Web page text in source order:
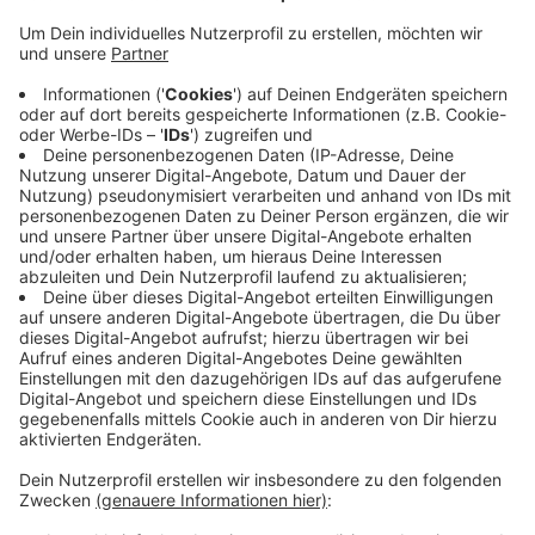
Anzeige
Die CO2-Ampeln zeigen an, wann es Zeit ist zu lüften.
Als zusätzlichen Schutz in der Pandemie prüft die
Stadt, ob es sinnvoll ist weitere Luftreiniger
anzuschaffen. Mit Geld aus einem Fördertopf hatte
sie schon Geräte für schlecht zu lüfende Räume - wie
Sporthallen - bestellt. Bei der weiteren
Bedarfsanalyse ist der Stadt wichtig die Meinung der
Schulen zu hören. Wie störend ist zum Beispiel das
Geräusch der Lüfter? Das fließt in die Entscheidung
mit ein.
Anzeige